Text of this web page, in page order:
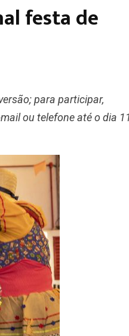
festa de
para participar,
ou telefone até o dia